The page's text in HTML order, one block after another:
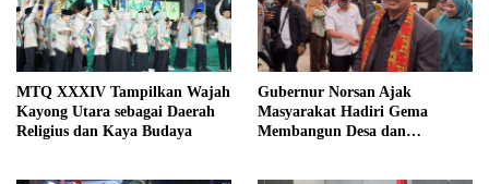
MTQ XXXIV Tampilkan Wajah
Kayong Utara sebagai Daerah
Religius dan Kaya Budaya
Gubernur Norsan Ajak
Masyarakat Hadiri Gema
Membangun Desa dan